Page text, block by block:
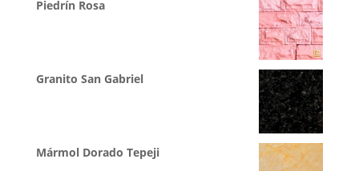
Piedrín Rosa
Granito San Gabriel
Mármol Dorado Tepeji